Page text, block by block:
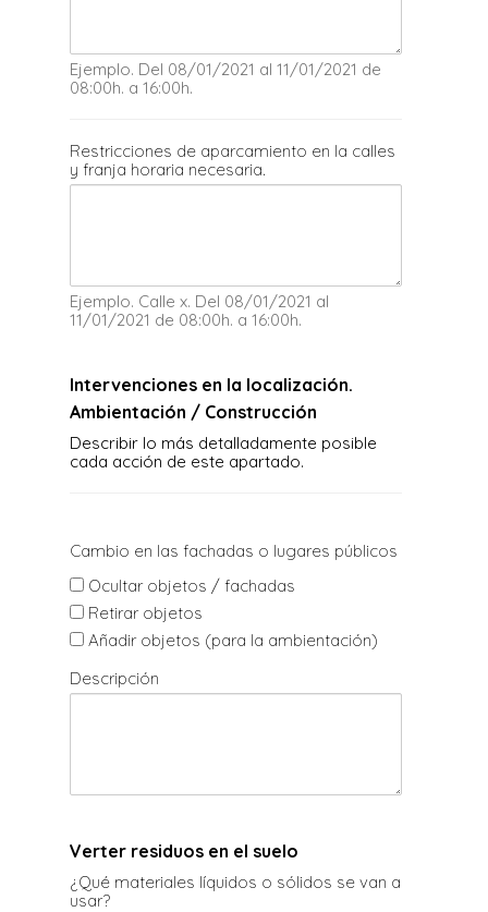
Ejemplo. Del 08/01/2021 al 11/01/2021 de
08:00h. a 16:00h.
Restricciones de aparcamiento en la calles
y franja horaria necesaria.
Ejemplo. Calle x. Del 08/01/2021 al
11/01/2021 de 08:00h. a 16:00h.
Intervenciones en la localización.
Ambientación / Construcción
Describir lo más detalladamente posible
cada acción de este apartado.
Cambio en las fachadas o lugares públicos
Ocultar objetos / fachadas
Retirar objetos
Añadir objetos (para la ambientación)
Descripción
Verter residuos en el suelo
¿Qué materiales líquidos o sólidos se van a
usar?